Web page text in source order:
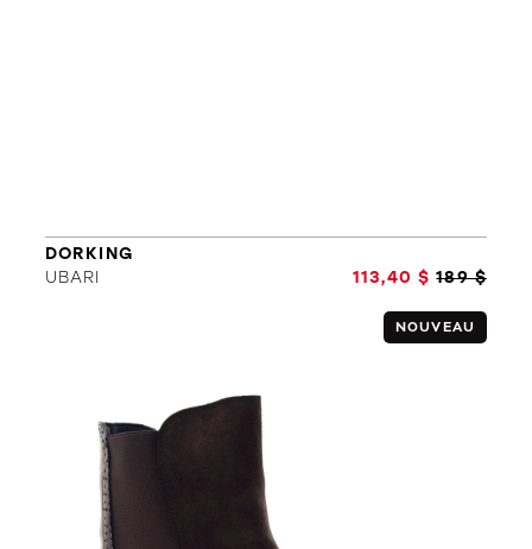
DORKING
UBARI
113,40 $ 189 $
NOUVEAU